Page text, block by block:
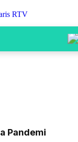
Pandemi